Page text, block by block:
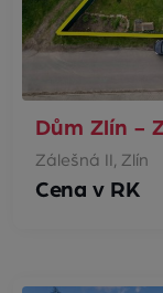
Dům Zlín -
Zálešná II, Zlín
Cena v RK